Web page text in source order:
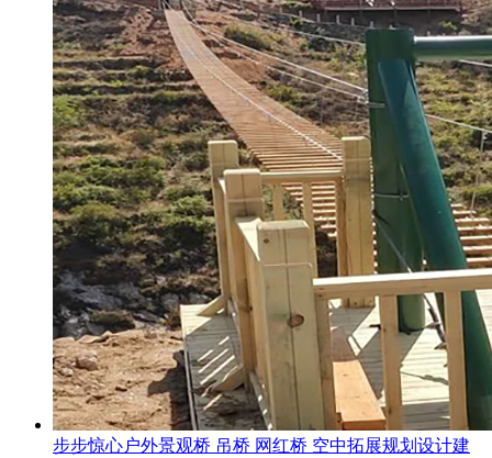
步步惊心户外景观桥 吊桥 网红桥 空中拓展规划设计建